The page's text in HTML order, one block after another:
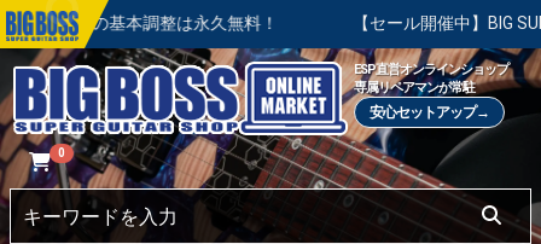
後の基本調整は永久無料！ 【セール開催中】BIG
ESP直営オンラインショップ
専属リペアマンが常駐
安心セットアップ→
0